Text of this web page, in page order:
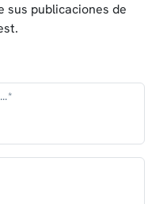
sus publicaciones de